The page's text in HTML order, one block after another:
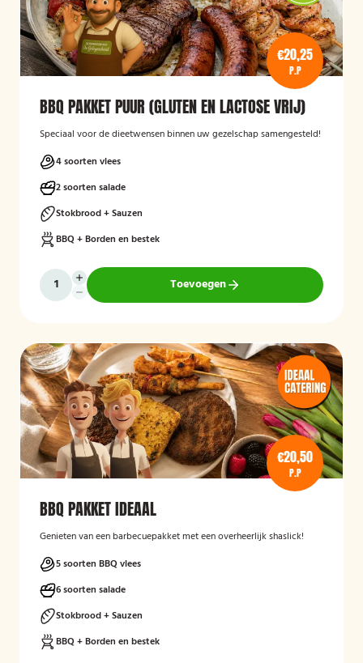
€20,25
P.P
BBQ PAKKET PUUR (GLUTEN EN LACTOSE VRIJ)
Speciaal voor de dieetwensen binnen uw gezelschap samengesteld!
4 soorten vlees
2 soorten salade
Stokbrood + Sauzen
BBQ + Borden en bestek
Toevoegen
€20,50
P.P
BBQ PAKKET IDEAAL
Genieten van een barbecuepakket met een overheerlijk shaslick!
5 soorten BBQ vlees
6 soorten salade
Stokbrood + Sauzen
BBQ + Borden en bestek